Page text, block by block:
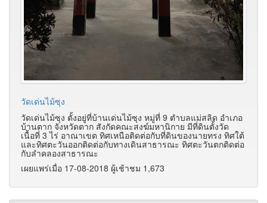
วัดเด่นไม้ซุง
วัดเด่นไม้ซุง ตั้งอยู่ที่บ้านเด่นไม้ซุง หมู่ที่ 9 ตำบลแม่สลิด อำเภอ
บ้านตาก จังหวัดตาก สังกัดคณะสงฆ์มหานิกาย มีที่ดินตั้งวัด
เนื้อที่ 3 ไร่ อาณาเขต ทิศเหนือติดต่อกับที่ดินของนายทรง ทิศใต้
และทิศตะวันออกติดต่อกับทางเดินสาธารณะ ทิศตะวันตกติดต่อ
กับลำคลองสาธารณะ
เผยแพร่เมื่อ 17-08-2018 ผู้เช้าชม 1,673